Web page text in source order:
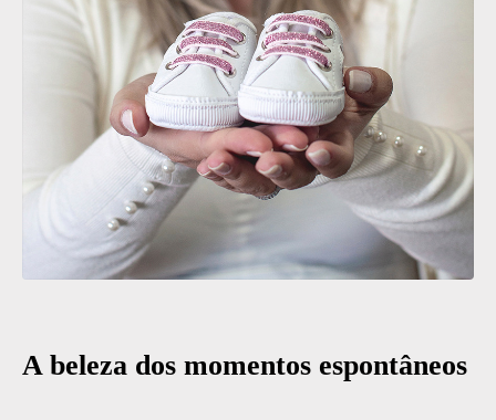
A beleza dos momentos espontâneos